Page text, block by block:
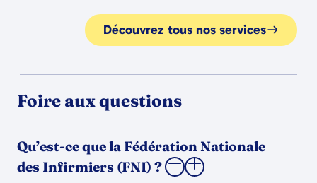
Découvrez tous nos services
Foire aux questions
Qu’est-ce que la Fédération Nationale
des Infirmiers (FNI) ?